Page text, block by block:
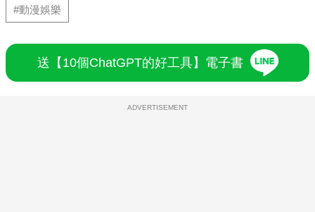
#動漫娛樂
送【10個ChatGPT的好工具】電子書
ADVERTISEMENT